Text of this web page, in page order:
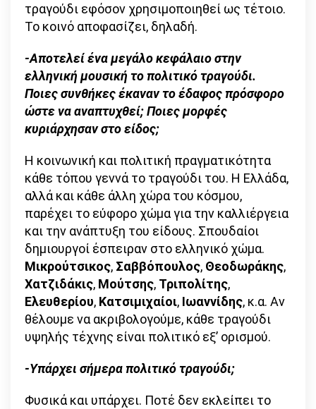
τραγούδι εφόσον χρησιμοποιηθεί ως τέτοιο.
Το κοινό αποφασίζει, δηλαδή.
-Αποτελεί ένα μεγάλο κεφάλαιο στην
ελληνική μουσική το πολιτικό τραγούδι.
Ποιες συνθήκες έκαναν το έδαφος πρόσφορο
ώστε να αναπτυχθεί; Ποιες μορφές
κυριάρχησαν στο είδος;
Η κοινωνική και πολιτική πραγματικότητα
κάθε τόπου γεννά το τραγούδι του. Η Ελλάδα,
αλλά και κάθε άλλη χώρα του κόσμου,
παρέχει το εύφορο χώμα για την καλλιέργεια
και την ανάπτυξη του είδους. Σπουδαίοι
δημιουργοί έσπειραν στο ελληνικό χώμα.
Μικρούτσικος, Σαββόπουλος, Θεοδωράκης,
Χατζιδάκις, Μούτσης, Τριπολίτης,
Ελευθερίου, Κατσιμιχαίοι, Ιωαννίδης, κ.α. Αν
θέλουμε να ακριβολογούμε, κάθε τραγούδι
υψηλής τέχνης είναι πολιτικό εξ’ ορισμού.
-Υπάρχει σήμερα πολιτικό τραγούδι;
Φυσικά και υπάρχει. Ποτέ δεν εκλείπει το